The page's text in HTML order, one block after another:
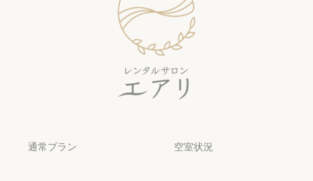
通常プラン 空室状況